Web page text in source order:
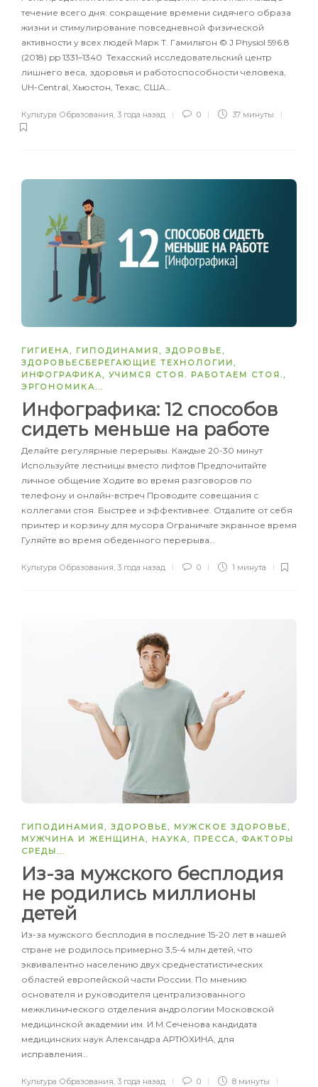
течение всего дня: сокращение времени сидячего образа
жизни и стимулирование повседневной физической
активности у всех людей Марк Т. Гамильтон © J Physiol 596.8
(2018) pp 1331–1340 Техасский исследовательский центр
лишнего веса, здоровья и работоспособности человека,
UH-Central, Хьюстон, Техас, США…
Культура Образования, 3 года назад 0 37 минуты
ГИГИЕНА, ГИПОДИНАМИЯ, ЗДОРОВЬЕ,
ЗДОРОВЬЕСБЕРЕГАЮЩИЕ ТЕХНОЛОГИИ,
ИНФОГРАФИКА, УЧИМСЯ СТОЯ. РАБОТАЕМ СТОЯ.,
ЭРГОНОМИКА...
Инфографика: 12 способов
сидеть меньше на работе
Делайте регулярные перерывы. Каждые 20-30 минут
Используйте лестницы вместо лифтов Предпочитайте
личное общение Ходите во время разговоров по
телефону и онлайн-встреч Проводите совещания с
коллегами стоя. Быстрее и эффективнее. Отдалите от себя
принтер и корзину для мусора Ограничьте экранное время
Гуляйте во время обеденного перерыва…
Культура Образования, 3 года назад 0 1 минута
ГИПОДИНАМИЯ, ЗДОРОВЬЕ, МУЖСКОЕ ЗДОРОВЬЕ,
МУЖЧИНА И ЖЕНЩИНА, НАУКА, ПРЕССА, ФАКТОРЫ
СРЕДЫ...
Из-за мужского бесплодия
не родились миллионы
детей
Из-за мужского бесплодия в последние 15-20 лет в нашей
стране не родилось примерно 3,5-4 млн детей, что
эквивалентно населению двух среднестатистических
областей европейской части России. По мнению
основателя и руководителя централизованного
межклинического отделения андрологии Московской
медицинской академии им. И.М.Сеченова кандидата
медицинских наук Александра АРТЮХИНА, для
исправления…
Культура Образования, 3 года назад 0 8 минуты